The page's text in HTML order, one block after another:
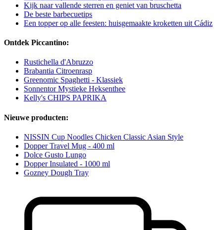
Kijk naar vallende sterren en geniet van bruschetta
De beste barbecuetips
Een topper op alle feesten: huisgemaakte kroketten uit Cádiz
Ontdek Piccantino:
Rustichella d'Abruzzo
Brabantia Citroenrasp
Greenomic Spaghetti - Klassiek
Sonnentor Mystieke Heksenthee
Kelly's CHIPS PAPRIKA
Nieuwe producten:
NISSIN Cup Noodles Chicken Classic Asian Style
Dopper Travel Mug - 400 ml
Dolce Gusto Lungo
Dopper Insulated - 1000 ml
Gozney Dough Tray